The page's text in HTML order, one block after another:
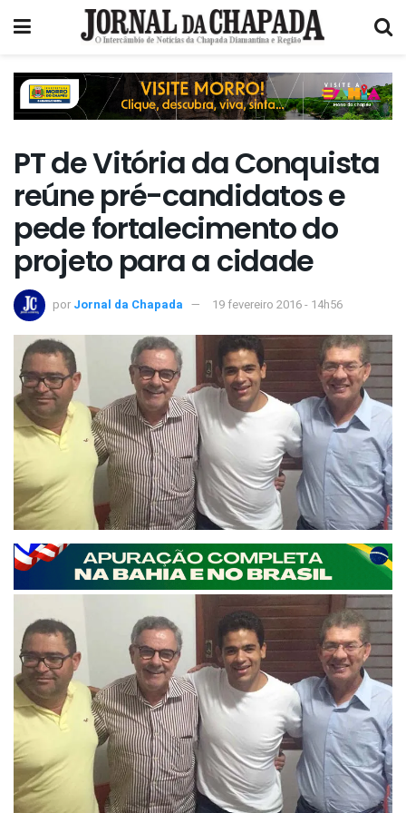
PT de Vitória da Conquista
reúne pré-candidatos e
pede fortalecimento do
projeto para a cidade
por Jornal da Chapada 19 fevereiro 2016 - 14h56